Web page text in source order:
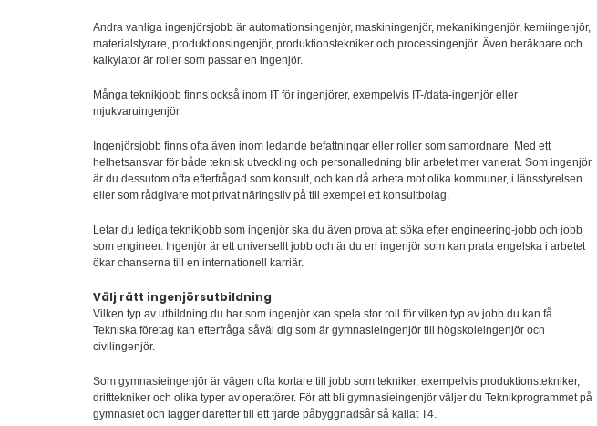
Andra vanliga ingenjörsjobb är automationsingenjör, maskiningenjör, mekanikingenjör, kemiingenjör,
materialstyrare, produktionsingenjör, produktionstekniker och processingenjör. Även beräknare och
kalkylator är roller som passar en ingenjör.
Många teknikjobb finns också inom IT för ingenjörer, exempelvis IT-/data-ingenjör eller
mjukvaruingenjör.
Ingenjörsjobb finns ofta även inom ledande befattningar eller roller som samordnare. Med ett
helhetsansvar för både teknisk utveckling och personalledning blir arbetet mer varierat. Som ingenjör
är du dessutom ofta efterfrågad som konsult, och kan då arbeta mot olika kommuner, i länsstyrelsen
eller som rådgivare mot privat näringsliv på till exempel ett konsultbolag.
Letar du lediga teknikjobb som ingenjör ska du även prova att söka efter engineering-jobb och jobb
som engineer. Ingenjör är ett universellt jobb och är du en ingenjör som kan prata engelska i arbetet
ökar chanserna till en internationell karriär.
Välj rätt ingenjörsutbildning
Vilken typ av utbildning du har som ingenjör kan spela stor roll för vilken typ av jobb du kan få.
Tekniska företag kan efterfråga såväl dig som är gymnasieingenjör till högskoleingenjör och
civilingenjör.
Som gymnasieingenjör är vägen ofta kortare till jobb som tekniker, exempelvis produktionstekniker,
drifttekniker och olika typer av operatörer. För att bli gymnasieingenjör väljer du Teknikprogrammet på
gymnasiet och lägger därefter till ett fjärde påbyggnadsår så kallat T4.